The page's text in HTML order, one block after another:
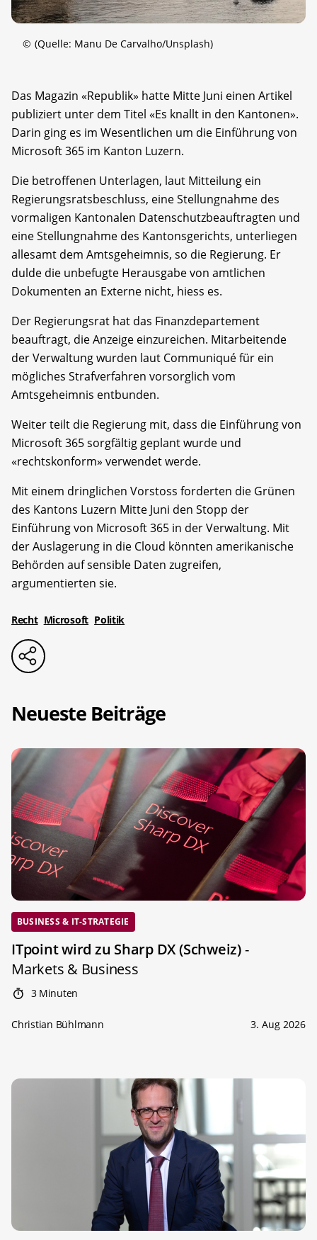
© (Quelle: Manu De Carvalho/Unsplash)
Das Magazin «Republik» hatte Mitte Juni einen Artikel
publiziert unter dem Titel «Es knallt in den Kantonen».
Darin ging es im Wesentlichen um die Einführung von
Microsoft 365 im Kanton Luzern.
Die betroffenen Unterlagen, laut Mitteilung ein
Regierungsratsbeschluss, eine Stellungnahme des
vormaligen Kantonalen Datenschutzbeauftragten und
eine Stellungnahme des Kantonsgerichts, unterliegen
allesamt dem Amtsgeheimnis, so die Regierung. Er
dulde die unbefugte Herausgabe von amtlichen
Dokumenten an Externe nicht, hiess es.
Der Regierungsrat hat das Finanzdepartement
beauftragt, die Anzeige einzureichen. Mitarbeitende
der Verwaltung wurden laut Communiqué für ein
mögliches Strafverfahren vorsorglich vom
Amtsgeheimnis entbunden.
Weiter teilt die Regierung mit, dass die Einführung von
Microsoft 365 sorgfältig geplant wurde und
«rechtskonform» verwendet werde.
Mit einem dringlichen Vorstoss forderten die Grünen
des Kantons Luzern Mitte Juni den Stopp der
Einführung von Microsoft 365 in der Verwaltung. Mit
der Auslagerung in die Cloud könnten amerikanische
Behörden auf sensible Daten zugreifen,
argumentierten sie.
Recht Microsoft Politik
Neueste Beiträge
BUSINESS & IT-STRATEGIE
ITpoint wird zu Sharp DX (Schweiz)-
Markets & Business
3 Minuten
Christian Bühlmann 3. Aug 2026